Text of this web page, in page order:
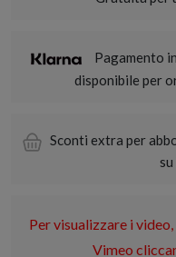
Pagamento
disponibile per
Sconti extra per
Per visualizzare i
Vimeo